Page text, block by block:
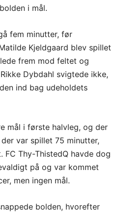
i mål.
fem minutter, før
Kjeldgaard blev spillet
frem mod feltet og
Dybdahl svigtede ikke,
ind bag udeholdets
mål i første halvleg, og der
var spillet 75 minutter,
Thy-ThistedQ havde dog
på og var kommet
men ingen mål.
bolden, hvorefter